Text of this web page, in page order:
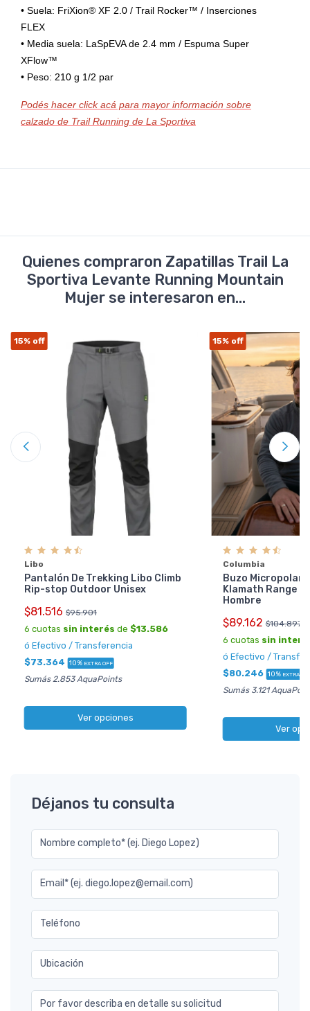
• Suela: FriXion® XF 2.0 / Trail Rocker™ / Inserciones
FLEX
• Media suela: LaSpEVA de 2.4 mm / Espuma Super
XFlow™
• Peso: 210 g 1/2 par
Podés hacer click acá para mayor información sobre
calzado de Trail Running de La Sportiva
Quienes compraron Zapatillas Trail La
Sportiva Levante Running Mountain
Mujer se interesaron en...
15% off
Libo
Pantalón De Trekking Libo Climb
Rip-stop Outdoor Unisex
$81.516 $95.901
6 cuotas sin interés de $13.586
ó Efectivo / Transferencia
$73.364 10% EXTRA OFF
Sumás 2.853 AquaPoints
Ver opciones
15% off
Columbia
Buzo Micropolar
Klamath Range 2
Hombre
$89.162 $104.897
6 cuotas sin
ó Efectivo /
$80.246 10% EXTRA
Sumás 3.121
Ver
Déjanos tu consulta
Nombre completo* (ej. Diego Lopez)
Email* (ej. diego.lopez@email.com)
Teléfono
Ubicación
Por favor describa en detalle su solicitud